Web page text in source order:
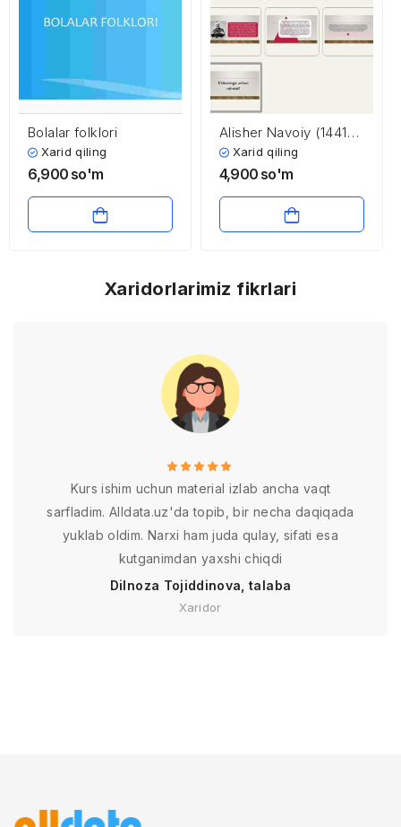
Bolalar folklori
Xarid qiling
6,900 so'm
Alisher Navoiy (1441-
1501)
Xarid qiling
4,900 so'm
Xaridorlarimiz fikrlari
Kurs ishim uchun material izlab ancha vaqt
sarfladim. Alldata.uz'da topib, bir necha daqiqada
yuklab oldim. Narxi ham juda qulay, sifati esa
kutganimdan yaxshi chiqdi
Dilnoza Tojiddinova, talaba
Xaridor